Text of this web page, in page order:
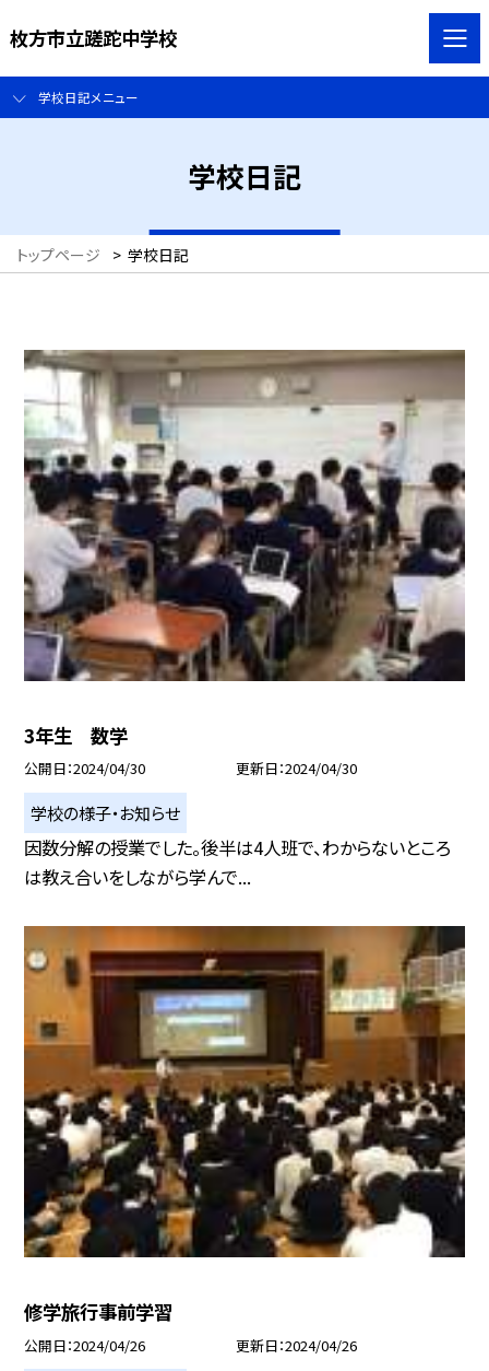
枚方市立蹉跎中学校
学校日記メニュー
学校日記
トップページ > 学校日記
3年生 数学
公開日 2024/04/30 更新日 2024/04/30
学校の様子・お知らせ
因数分解の授業でした。後半は4人班で、わからないところ
は教え合いをしながら学んで...
修学旅行事前学習
公開日 2024/04/26 更新日 2024/04/26